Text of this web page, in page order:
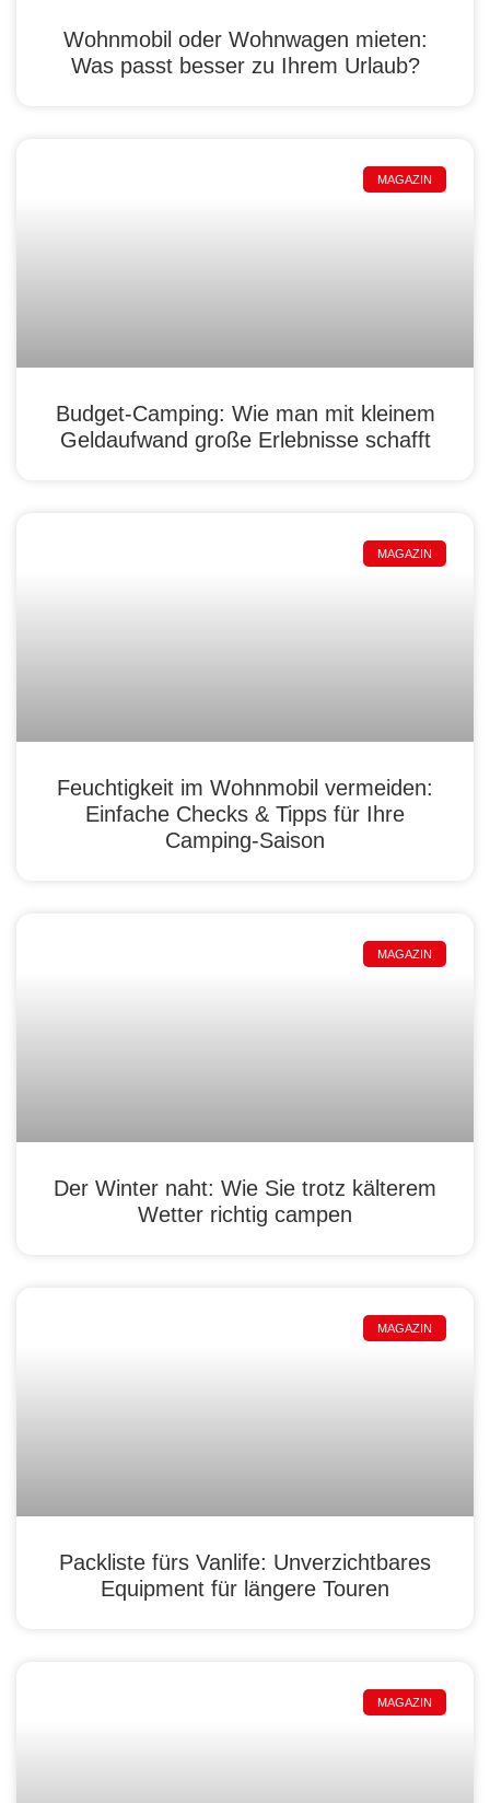
Wohnmobil oder Wohnwagen mieten:
Was passt besser zu Ihrem Urlaub?
MAGAZIN
Budget-Camping: Wie man mit kleinem
Geldaufwand große Erlebnisse schafft
MAGAZIN
Feuchtigkeit im Wohnmobil vermeiden:
Einfache Checks & Tipps für Ihre
Camping-Saison
MAGAZIN
Der Winter naht: Wie Sie trotz kälterem
Wetter richtig campen
MAGAZIN
Packliste fürs Vanlife: Unverzichtbares
Equipment für längere Touren
MAGAZIN